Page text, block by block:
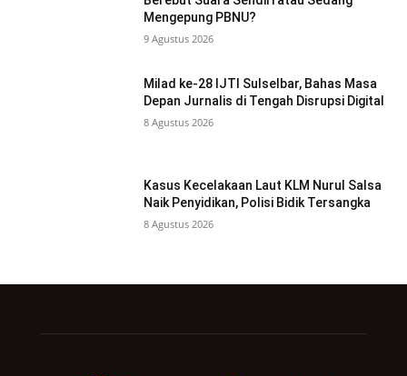
Mengepung PBNU?
9 Agustus 2026
Milad ke-28 IJTI Sulselbar, Bahas Masa
Depan Jurnalis di Tengah Disrupsi Digital
8 Agustus 2026
Kasus Kecelakaan Laut KLM Nurul Salsa
Naik Penyidikan, Polisi Bidik Tersangka
8 Agustus 2026